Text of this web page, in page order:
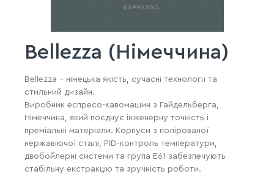
Bellezza (Німеччина)
Bellezza – німецька якість, сучасні технології та
стильний дизайн.
Виробник еспресо-кавомашин з Гайдельберга,
Німеччина, який поєднує інженерну точність і
преміальні матеріали. Корпуси з полірованої
нержавіючої сталі, PID-контроль температури,
двобойлерні системи та група E61 забезпечують
стабільну екстракцію та зручність роботи.